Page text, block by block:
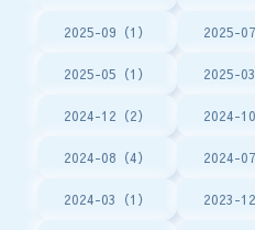
2025-09（1） 2025-07
2025-05（1） 2025-03
2024-12（2） 2024-10
2024-08（4） 2024-07
2024-03（1） 2023-12